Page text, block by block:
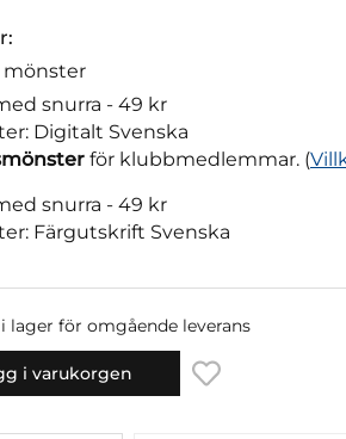
snurra - 49 kr
Digitalt Svenska
för klubbmedlemmar. (
snurra - 49 kr
Färgutskrift Svenska
lager för omgående leverans
i varukorgen